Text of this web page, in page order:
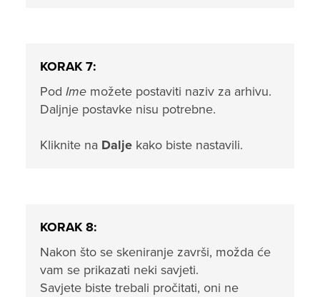
KORAK 7:
Pod Ime možete postaviti naziv za arhivu.
Daljnje postavke nisu potrebne.
Kliknite na Dalje kako biste nastavili.
KORAK 8:
Nakon što se skeniranje završi, možda će
vam se prikazati neki savjeti.
Savjete biste trebali pročitati, oni ne